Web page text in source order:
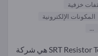
خزفية
المكونات الإلكترونية
...
شركة SRT Resistor Technology GmbH هي شركة